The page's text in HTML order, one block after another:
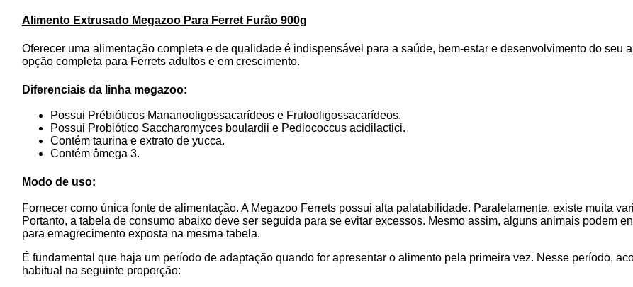
Alimento Extrusado Megazoo Para Ferret Furão 900g
Oferecer uma alimentação completa e de qualidade é indispensável para a saúde, bem-estar e desenvolvimento do seu
opção completa para Ferrets adultos e em crescimento.
Diferenciais da linha megazoo:
Possui Prébióticos Mananooligossacarídeos e Frutooligossacarídeos.
Possui Probiótico Saccharomyces boulardii e Pediococcus acidilactici.
Contém taurina e extrato de yucca.
Contém ômega 3.
Modo de uso:
Fornecer como única fonte de alimentação. A Megazoo Ferrets possui alta palatabilidade. Paralelamente, existe muita
Portanto, a tabela de consumo abaixo deve ser seguida para se evitar excessos. Mesmo assim, alguns animais podem
para emagrecimento exposta na mesma tabela.
É fundamental que haja um período de adaptação quando for apresentar o alimento pela primeira vez. Nesse período,
habitual na seguinte proporção: